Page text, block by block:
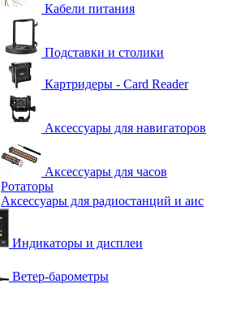
Кабели питания
Подставки и столики
Картридеры - Card Reader
Аксессуары для навигаторов
Аксессуары для часов
Ротаторы
Аксессуары для радиостанций и аис
Индикаторы и дисплеи
Ветер-барометры